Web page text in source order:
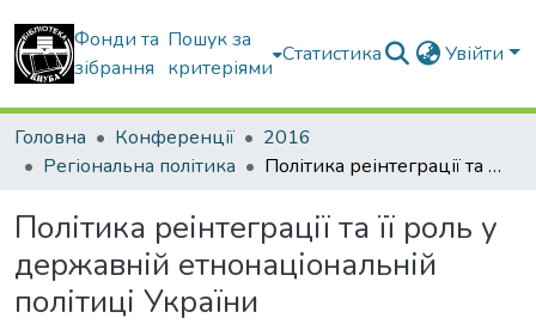
Фонди та
зібрання
Пошук за
критеріями
Статистика Увійти
Головна Конференції
2016
Регіональна політика
Політика реінтеграції та її роль у державній етнонаціональній політиці України
Політика реінтеграції та її роль у
державній етнонаціональній
політиці України